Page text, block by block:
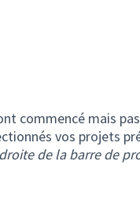
commencé mais
vos projets
de la barre de